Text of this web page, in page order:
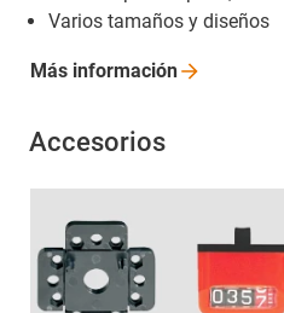
Varios tamaños y diseños
Más información
Accesorios